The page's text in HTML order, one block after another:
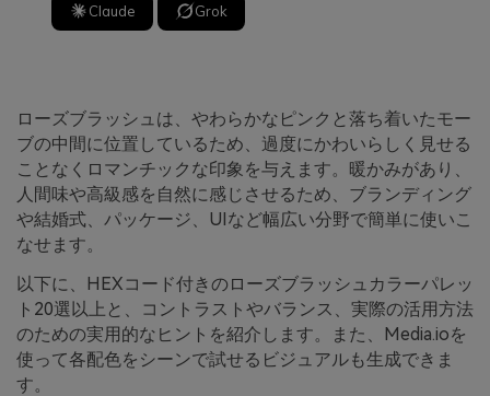
Claude Grok
ローズブラッシュは、やわらかなピンクと落ち着いたモー
ブの中間に位置しているため、過度にかわいらしく見せる
ことなくロマンチックな印象を与えます。暖かみがあり、
人間味や高級感を自然に感じさせるため、ブランディング
や結婚式、パッケージ、UIなど幅広い分野で簡単に使いこ
なせます。
以下に、HEXコード付きのローズブラッシュカラーパレッ
ト20選以上と、コントラストやバランス、実際の活用方法
のための実用的なヒントを紹介します。また、Media.ioを
使って各配色をシーンで試せるビジュアルも生成できま
す。